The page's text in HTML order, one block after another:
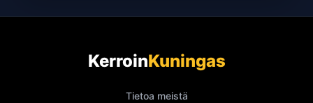
KerroinKuningas
Tietoa meistä